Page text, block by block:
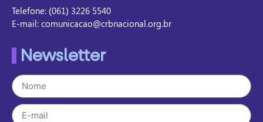
Telefone: (061) 3226 5540
E-mail: comunicacao@crbnacional.org.br
Newsletter